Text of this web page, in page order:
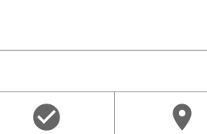
check_circle location_on